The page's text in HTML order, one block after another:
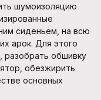
шумоизоляцию
сиденьем, на всю
арок. Для этого
разобрать обшивку
обезжирить
основных